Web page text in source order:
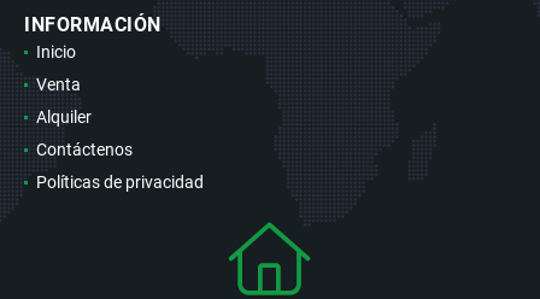
INFORMACIÓN
Inicio
Venta
Alquiler
Contáctenos
Políticas de privacidad